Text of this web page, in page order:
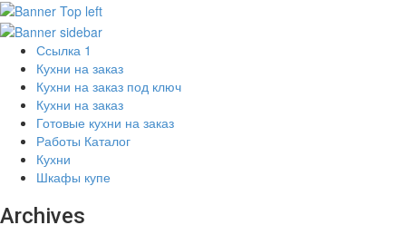
Ссылка 1
Кухни на заказ
Кухни на заказ под ключ
Кухни на заказ
Готовые кухни на заказ
Работы Каталог
Кухни
Шкафы купе
Archives